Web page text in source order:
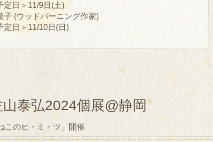
定日＞11/9日(土)
子 (ウッドバーニング作家)
定日＞11/10日(日)
山泰弘2024個展@静岡
このヒ・ミ・ツ」開催